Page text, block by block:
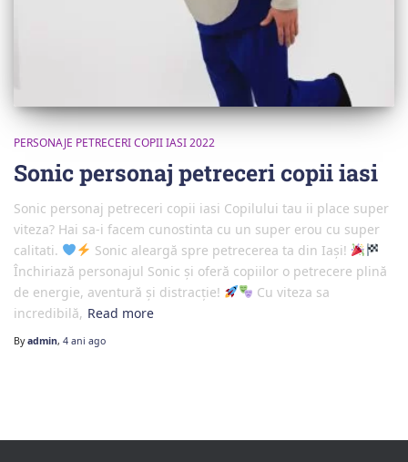
PERSONAJE PETRECERI COPII IASI 2022
Sonic personaj petreceri copii iasi
Sonic personaj petreceri copii iasi Copilului tau ii place super
viteza? Hai sa-i facem cunostinta cu un super erou cu super
calitati.
Sonic aleargă spre petrecerea ta din Iași!
Închiriază personajul Sonic și oferă copiilor o petrecere plină
de energie, aventură și distracție!
Cu viteza sa
incredibilă, Read more
Byadmin, 4 ani ago